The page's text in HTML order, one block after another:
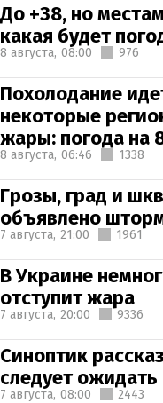
До +38, но
какая будет
8 августа, 08:00 976
Похолодание
некоторые
жары: погода на
8 августа, 06:46 1338
Грозы, град и
объявлено
7 августа, 21:00 1961
В Украине
отступит жара
7 августа, 20:00 9336
Синоптик
следует
7 августа, 08:00 2443